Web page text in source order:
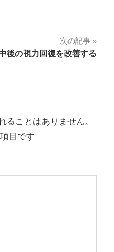
次の記事
後の視力回復を改善する
ことはありません。
目です